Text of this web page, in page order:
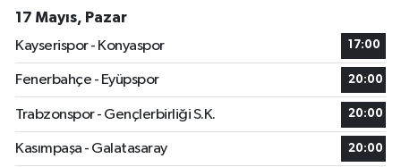
17 Mayıs, Pazar
Kayserispor - Konyaspor
17:00
Fenerbahçe - Eyüpspor 20:00
Trabzonspor - Gençlerbirliği S.K. 20:00
Kasımpaşa - Galatasaray 20:00